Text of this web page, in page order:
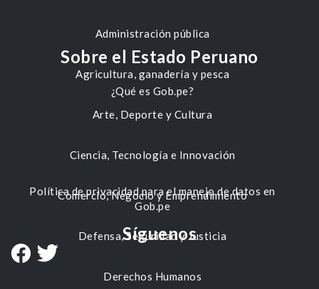
Administración pública
Agricultura, ganadería y pesca
Arte, Deporte y Cultura
Ciencia, Tecnología e Innovación
Comercio, Negocio y Emprendimiento
Defensa, Seguridad y Justicia
Derechos Humanos
Sobre el Estado Peruano
¿Qué es Gob.pe?
Política de privacidad para el manejo de datos en
Gob.pe
Síguenos